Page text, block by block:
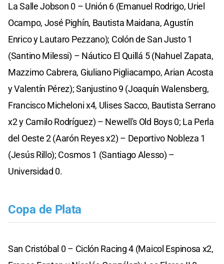
La Salle Jobson 0 – Unión 6 (Emanuel Rodrigo, Uriel
Ocampo, José Pighín, Bautista Maidana, Agustín
Enrico y Lautaro Pezzano); Colón de San Justo 1
(Santino Milessi) – Náutico El Quillá 5 (Nahuel Zapata,
Mazzimo Cabrera, Giuliano Pigliacampo, Arian Acosta
y Valentín Pérez); Sanjustino 9 (Joaquín Walensberg,
Francisco Micheloni x4, Ulises Sacco, Bautista Serrano
x2 y Camilo Rodríguez) – Newell's Old Boys 0; La Perla
del Oeste 2 (Aarón Reyes x2) – Deportivo Nobleza 1
(Jesús Rillo); Cosmos 1 (Santiago Alesso) –
Universidad 0.
Copa de Plata
San Cristóbal 0 – Ciclón Racing 4 (Maicol Espinosa x2,